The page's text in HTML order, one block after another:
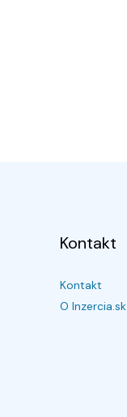
Kontakt
Kontakt
O Inzercia.sk